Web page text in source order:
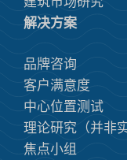
解决方案
品牌咨询
客户满意度
中心位置测试
理论研究（并非
焦点小组